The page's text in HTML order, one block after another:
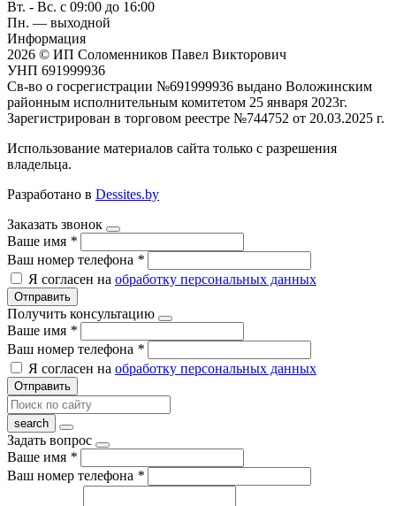
Вт. - Вс. с 09:00 до 16:00
Пн. — выходной
Информация
2026 © ИП Соломенников Павел Викторович
УНП 691999936
Св-во о госрегистрации №691999936 выдано Воложинским
районным исполнительным комитетом 25 января 2023г.
Зарегистрирован в торговом реестре №744752 от 20.03.2025 г.
Использование материалов сайта только с разрешения
владельца.
Разработано в Dessites.by
Заказать звонок
Ваше имя *
Ваш номер телефона *
Я согласен на обработку персональных данных
Отправить
Получить консультацию
Ваше имя *
Ваш номер телефона *
Я согласен на обработку персональных данных
Отправить
Задать вопрос
Ваше имя *
Ваш номер телефона *